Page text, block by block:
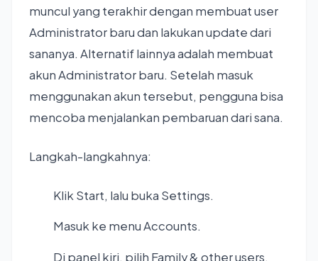
muncul yang terakhir dengan membuat user
Administrator baru dan lakukan update dari
sananya. Alternatif lainnya adalah membuat
akun Administrator baru. Setelah masuk
menggunakan akun tersebut, pengguna bisa
mencoba menjalankan pembaruan dari sana.
Langkah-langkahnya:
Klik Start, lalu buka Settings.
Masuk ke menu Accounts.
Di panel kiri, pilih Family & other users.